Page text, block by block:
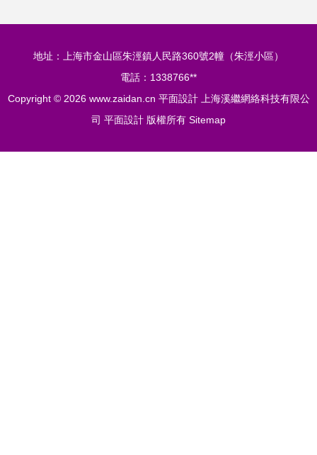
地址：上海市金山區朱涇鎮人民路360號2幢（朱涇小區）
電話：1338766**
Copyright © 2026 www.zaidan.cn 平面設計
上海溪繼網絡科技有限公
司 平面設計 版權所有 Sitemap